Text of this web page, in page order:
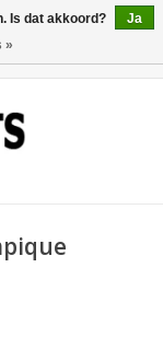
Is dat akkoord?
Ja
»